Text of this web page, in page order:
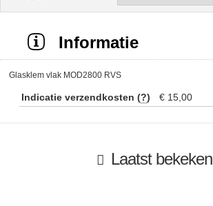
Informatie
Glasklem vlak MOD2800 RVS
Indicatie verzendkosten (?) € 15,00
Laatst bekeken